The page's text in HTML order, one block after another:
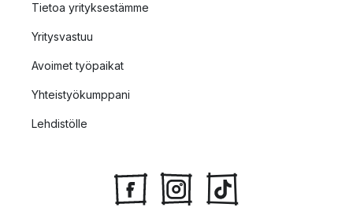
Tietoa yrityksestämme
Yritysvastuu
Avoimet työpaikat
Yhteistyökumppani
Lehdistölle